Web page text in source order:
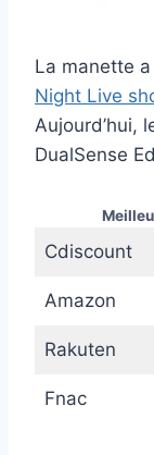
La manette
Night Live
Aujourd’hui,
DualSense
Cdiscount
Amazon
Rakuten
Fnac